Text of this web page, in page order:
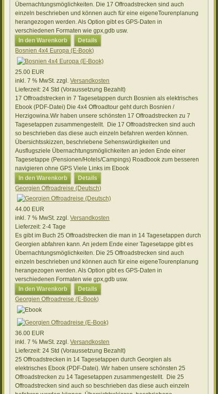
Übernachtungsmöglichkeiten. Die 17 Offroadstrecken sind auch
einzeln beschrieben und können auch für eine eigeneTourenplanung
herangezogen werden. Als Option gibt es GPS-Daten in
verschiedenen Formaten wie gpx,gdb usw.
In den Warenkorb
Details
Bosnien 4x4 Europa (E-Book)
25.00 EUR
inkl. 7 % MwSt. zzgl.Versandkosten
Lieferzeit:24 Std (Voraussetzung Bezahlt)
17 Offroadstrecken in 7 Tagesetappen durch Bosnien als elektrisches
Ebook (PDF-Datei) Die 4x4 Offroadtour geht durch Bosnien /
Herzigowina.Wir haben unsere schönsten 17 Offroadstrecken zu 7
Tagesetappen zusammengestellt. Die 17 Offroadstrecken sind auch
so beschrieben das diese auch einzeln befahren werden können.
Übersichtsskizzen, beschriebene Sehenswürdigkeiten und
Ausflugsziele Übernachtungsmöglichkeiten an jeden Ende einer
Tagesetappe (Pensionen/Hotels/Campings) Roadbook zum besseren
navigieren ohne GPS Viele Links im Ebook
In den Warenkorb
Details
Georgien Offroadreise (Deutsch)
44.00 EUR
inkl. 7 % MwSt. zzgl.Versandkosten
Lieferzeit:2-4 Tage
Es gibt im Buch 25 Offroadstrecken die man in 14 Tagesetappen durch
Georgien abfahren kann. An jedem Ende einer Tagesetappe gibt es
Übernachtungsmöglichkeiten. Die 25 Offroadstrecken sind auch
einzeln beschrieben und können auch für eine eigeneTourenplanung
herangezogen werden. Als Option gibt es GPS-Daten in
verschiedenen Formaten wie gpx,gdb usw.
In den Warenkorb
Details
Georgien Offroadreise (E-Book)
36.00 EUR
inkl. 7 % MwSt. zzgl.Versandkosten
Lieferzeit:24 Std (Voraussetzung Bezahlt)
25 Offroadstrecken in 14 Tagesetappen durch Georgien als
elektrisches Ebook (PDF-Datei). Wir haben unsere schönsten 25
Offroadstrecken zu 14 Tagesetappen zusammengestellt. Die 25
Offroadstrecken sind auch so beschrieben das diese auch einzeln